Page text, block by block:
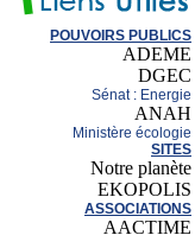
POUVOIRS PUBLICS
ADEME
DGEC
Sénat : Energie
ANAH
Ministère écologie
SITES
Notre planète
EKOPOLIS
ASSOCIATIONS
AACTIME